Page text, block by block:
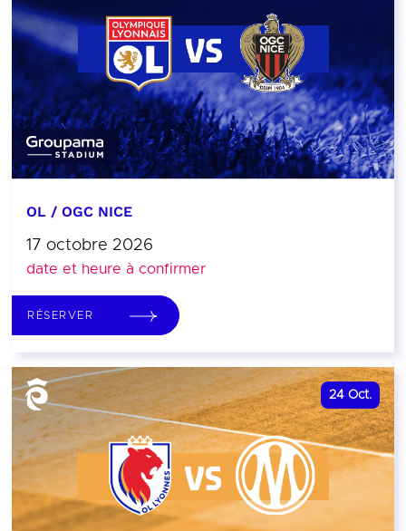
OL / OGC NICE
17 octobre 2026
date et heure à confirmer
RÉSERVER
24 Oct.